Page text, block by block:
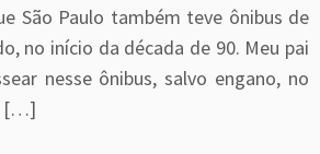
São Paulo também teve ônibus de
no início da década de 90. Meu pai
nesse ônibus, salvo engano, no
[…]